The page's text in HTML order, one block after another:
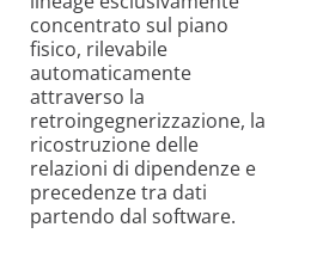
concentrato sul piano
fisico, rilevabile
automaticamente
attraverso la
retroingegnerizzazione, la
ricostruzione delle
relazioni di dipendenze e
precedenze tra dati
partendo dal software.